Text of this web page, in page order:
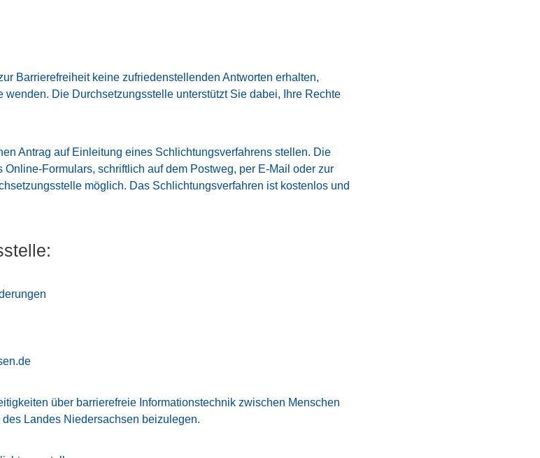
Barrierefreiheit keine zufriedenstellenden Antworten erhalten,
Die Durchsetzungsstelle unterstützt Sie dabei, Ihre Rechte
Antrag auf Einleitung eines Schlichtungsverfahrens stellen. Die
Formulars, schriftlich auf dem Postweg, per E-Mail oder zur
möglich. Das Schlichtungsverfahren ist kostenlos und
über barrierefreie Informationstechnik zwischen Menschen
Landes Niedersachsen beizulegen.